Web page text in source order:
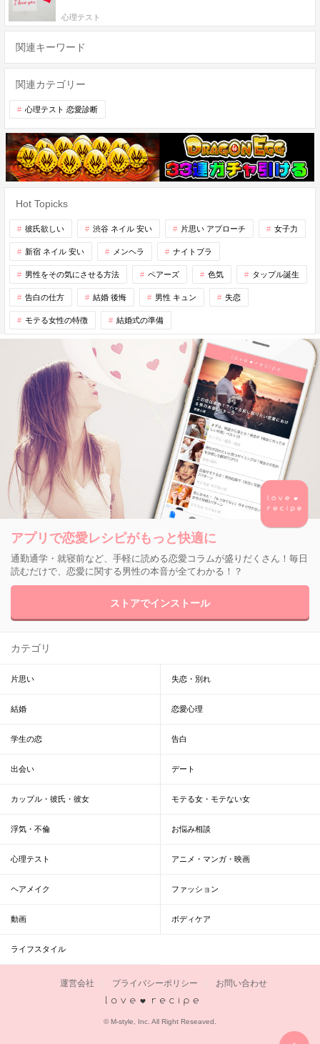
心理テスト
関連キーワード
関連カテゴリー
心理テスト 恋愛診断
Hot Topicks
彼氏欲しい 渋谷 ネイル 安い 片思い アプローチ 女子力
新宿 ネイル 安い メンヘラ ナイトブラ
男性をその気にさせる方法 ペアーズ 色気 タップル誕生
告白の仕方 結婚 後悔 男性 キュン 失恋
モテる女性の特徴 結婚式の準備
アプリで恋愛レシピがもっと快適に
通勤通学・就寝前など、手軽に読める恋愛コラムが盛りだくさん！毎日
読むだけで、恋愛に関する男性の本音が全てわかる！？
ストアでインストール
カテゴリ
片思い 失恋・別れ
結婚 恋愛心理
学生の恋 告白
出会い デート
カップル・彼氏・彼女 モテる女・モテない女
浮気・不倫 お悩み相談
心理テスト アニメ・マンガ・映画
ヘアメイク ファッション
動画 ボディケア
ライフスタイル
運営会社 プライバシーポリシー お問い合わせ
© M-style, Inc. All Right Reseaved.